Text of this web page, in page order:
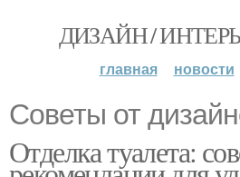
ДИЗАЙН /
главная новости
Советы от
Отделка туалета: